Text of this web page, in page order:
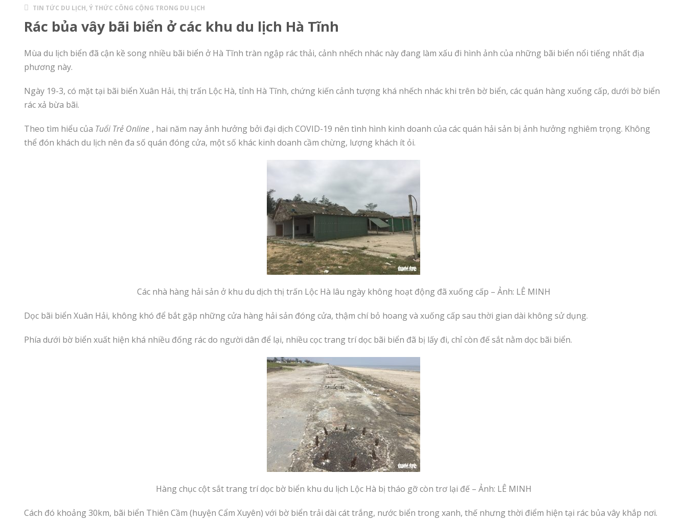
TIN TỨC DU LỊCH,Ý THỨC CÔNG CỘNG TRONG DU LỊCH
Rác bủa vây bãi biển ở các khu du lịch Hà Tĩnh
Mùa du lịch biển đã cận kề song nhiều bãi biển ở Hà Tĩnh tràn ngập rác thải, cảnh nhếch nhác này đang làm xấu đi hình ảnh của những bãi biển nổi tiếng nhất địa
phương này.
Ngày 19-3, có mặt tại bãi biển Xuân Hải, thị trấn Lộc Hà, tỉnh Hà Tĩnh, chứng kiến cảnh tượng khá nhếch nhác khi trên bờ biển, các quán hàng xuống cấp, dưới bờ biển
rác xả bừa bãi.
Theo tìm hiểu của Tuổi Trẻ Online , hai năm nay ảnh hưởng bởi đại dịch COVID-19 nên tình hình kinh doanh của các quán hải sản bị ảnh hưởng nghiêm trọng. Không
thể đón khách du lịch nên đa số quán đóng cửa, một số khác kinh doanh cầm chừng, lượng khách ít ỏi.
Các nhà hàng hải sản ở khu du dịch thị trấn Lộc Hà lâu ngày không hoạt động đã xuống cấp – Ảnh: LÊ MINH
Dọc bãi biển Xuân Hải, không khó để bắt gặp những cửa hàng hải sản đóng cửa, thậm chí bỏ hoang và xuống cấp sau thời gian dài không sử dụng.
Phía dưới bờ biển xuất hiện khá nhiều đống rác do người dân để lại, nhiều cọc trang trí dọc bãi biển đã bị lấy đi, chỉ còn đế sắt nằm dọc bãi biển.
Hàng chục cột sắt trang trí dọc bờ biển khu du lịch Lộc Hà bị tháo gỡ còn trơ lại đế – Ảnh: LÊ MINH
Cách đó khoảng 30km, bãi biển Thiên Cầm (huyện Cẩm Xuyên) với bờ biển trải dài cát trắng, nước biển trong xanh, thế nhưng thời điểm hiện tại rác bủa vây khắp nơi.